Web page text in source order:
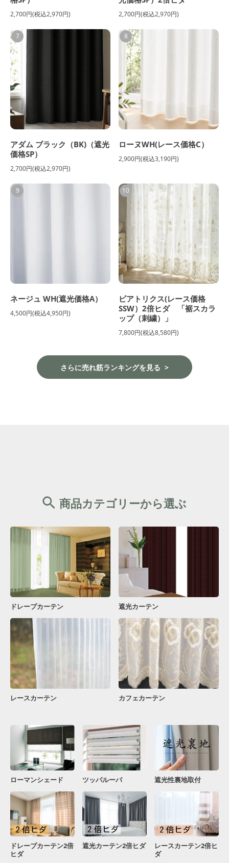
2,700円(税込2,970円) 2,700円(税込2,970円)
7
アダム ブラック（BK)（遮光
価格SP）
2,700円(税込2,970円)
8
ローヌWH(レース価格C）
2,900円(税込3,190円)
9
ネージュ WH(遮光価格A）
4,500円(税込4,950円)
10
ビアトリクス(レース価格
SSW）2倍ヒダ 「裾スカラ
ップ（刺繍）」
7,800円(税込8,580円)
さらに売れ筋ランキングを見る
商品カテゴリーから選ぶ
ドレープカーテン 遮光カーテン
レースカーテン カフェカーテン
ローマンシェード ツッパルーバ 遮光性裏地取付
ドレープカーテン2倍
ヒダ
遮光カーテン2倍ヒダ
レースカーテン2倍ヒ
ダ